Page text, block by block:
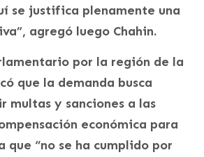
se justifica plenamente una
agregó luego Chahin.
por la región de la
que la demanda busca
multas y sanciones a las
económica para
que “no se ha cumplido por